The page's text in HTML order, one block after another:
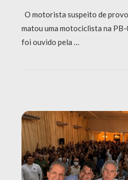
O motorista suspeito de
matou uma motociclista na
foi ouvido pela …